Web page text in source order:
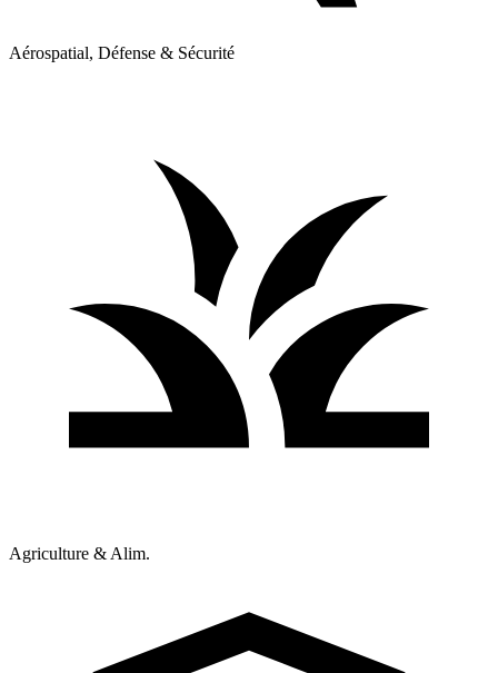
Aérospatial, Défense & Sécurité
Agriculture & Alim.